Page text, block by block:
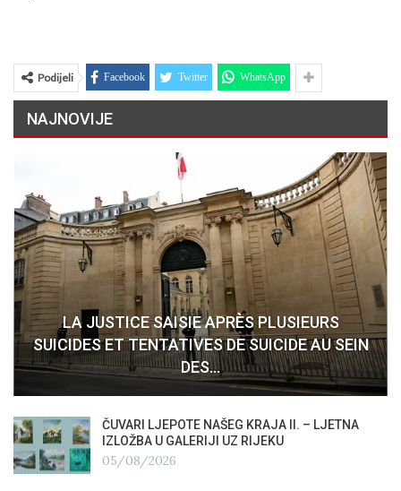
Podijeli Facebook Twitter WhatsApp
NAJNOVIJE
LA JUSTICE SAISIE APRÈS PLUSIEURS
SUICIDES ET TENTATIVES DE SUICIDE AU SEIN
DES…
ČUVARI LJEPOTE NAŠEG KRAJA II. – LJETNA
IZLOŽBA U GALERIJI UZ RIJEKU
05/08/2026